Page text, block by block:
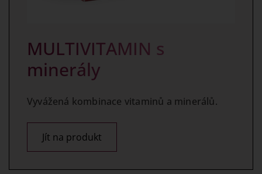
MULTIVITAMIN s
minerály
Vyvážená kombinace vitaminů a minerálů.
Jít na produkt